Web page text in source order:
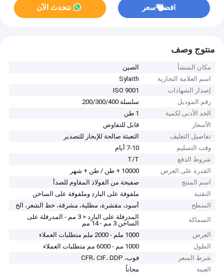
افضل سعر نتحدث الآن
منتوج وصف
مكان المنشأ
الصين
اسم العلامة التجارية
Sylaith
إصدار الشهادات
ISO 9001
رقم الموديل
سلسلة 200/300/400
الحد الأدنى لكمية
1 طن
الأسعار
قابل للتفاوض
تفاصيل التغليف
التعبئة صالحة للإبحار للتصدير
وقت التسليم
7-10 أيام
شروط الدفع
T/T
القدرة على العرض
10000 + طن / طن + شهر
اسم المنتج
صفيحة من الفولاذ المقاوم للصدأ
التقنية
ملفوفة على البارد وملفوفة على الساخن
السطح
أسود، مقشرة، مطلية، مشرقة، خط الشعر، الخ
السماكة
المدرفلة على البارد < 3 مم - المدرفلة على
الساخن 3 مم - 14 مم
العرض
1000 ملم - 2000 ملم متطلبات العملاء
الطول
1000 مم - 6000 مم متطلبات العملاء
شرط السعر
فوب، CFR، CIF، DDP
العينة
مجاناً